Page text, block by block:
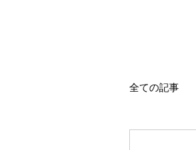
全ての記事